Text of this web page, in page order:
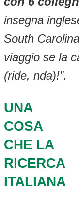
insegna
South
viaggio se la
(ride, nda)!”.
UNA
COSA
CHE LA
RICERCA
ITALIANA